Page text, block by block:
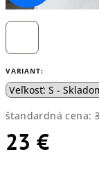
VARIANT:
štandardná cena:
23 €